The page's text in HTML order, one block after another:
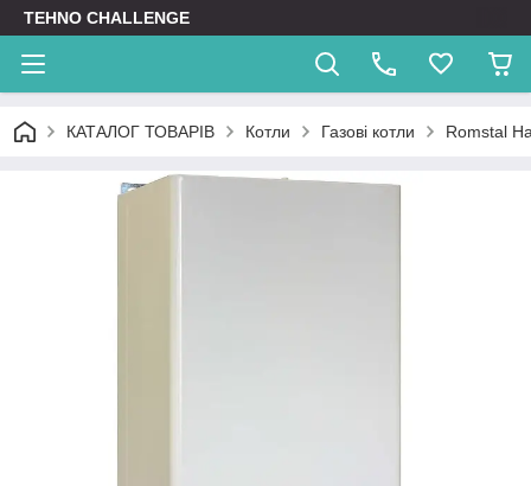
TEHNO CHALLENGE
КАТАЛОГ ТОВАРІВ Котли Газові котли Romstal